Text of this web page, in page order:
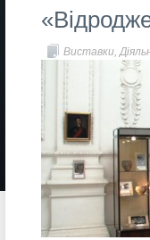
Виставки,